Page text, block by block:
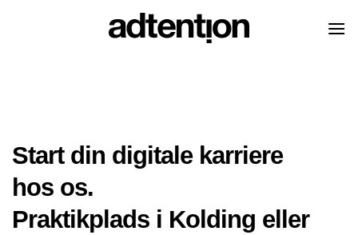
Start din digitale karriere
hos os.
Praktikplads i Kolding eller